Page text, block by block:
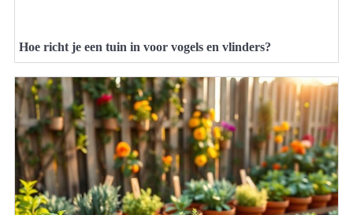
Hoe richt je een tuin in voor vogels en vlinders?